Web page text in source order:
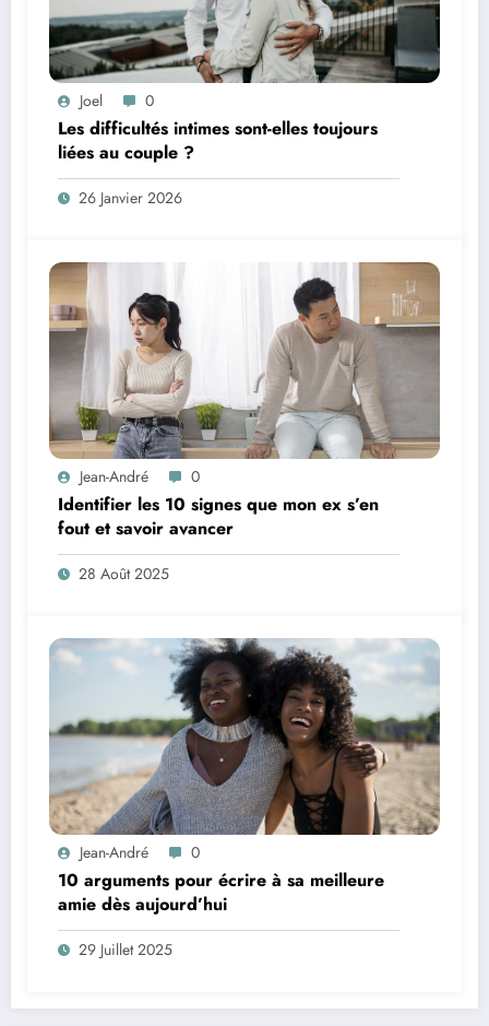
Joel 0
Les difficultés intimes sont-elles toujours
liées au couple ?
26 Janvier 2026
Jean-André 0
Identifier les 10 signes que mon ex s’en
fout et savoir avancer
28 Août 2025
Jean-André 0
10 arguments pour écrire à sa meilleure
amie dès aujourd’hui
29 Juillet 2025